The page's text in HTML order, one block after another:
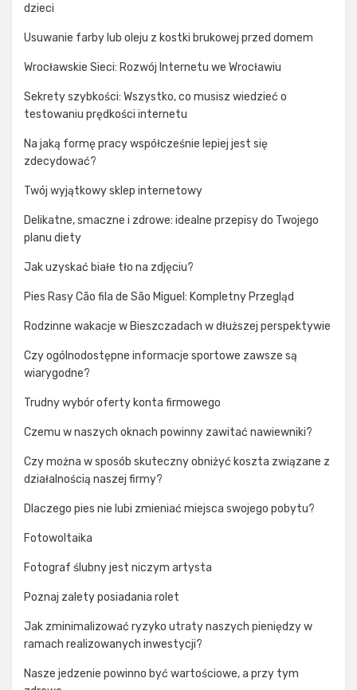
dzieci
Usuwanie farby lub oleju z kostki brukowej przed domem
Wrocławskie Sieci: Rozwój Internetu we Wrocławiu
Sekrety szybkości: Wszystko, co musisz wiedzieć o
testowaniu prędkości internetu
Na jaką formę pracy współcześnie lepiej jest się
zdecydować?
Twój wyjątkowy sklep internetowy
Delikatne, smaczne i zdrowe: idealne przepisy do Twojego
planu diety
Jak uzyskać białe tło na zdjęciu?
Pies Rasy Cão fila de São Miguel: Kompletny Przegląd
Rodzinne wakacje w Bieszczadach w dłuższej perspektywie
Czy ogólnodostępne informacje sportowe zawsze są
wiarygodne?
Trudny wybór oferty konta firmowego
Czemu w naszych oknach powinny zawitać nawiewniki?
Czy można w sposób skuteczny obniżyć koszta związane z
działalnością naszej firmy?
Dlaczego pies nie lubi zmieniać miejsca swojego pobytu?
Fotowoltaika
Fotograf ślubny jest niczym artysta
Poznaj zalety posiadania rolet
Jak zminimalizować ryzyko utraty naszych pieniędzy w
ramach realizowanych inwestycji?
Nasze jedzenie powinno być wartościowe, a przy tym